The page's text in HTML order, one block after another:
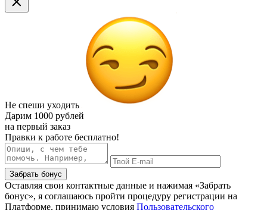
Не спеши уходить
Дарим 1000 рублей
на первый заказ
Правки к работе бесплатно!
Забрать бонус
Оставляя свои контактные данные и нажимая «Забрать
бонус», я соглашаюсь пройти процедуру регистрации на
Платформе, принимаю условия Пользовательского